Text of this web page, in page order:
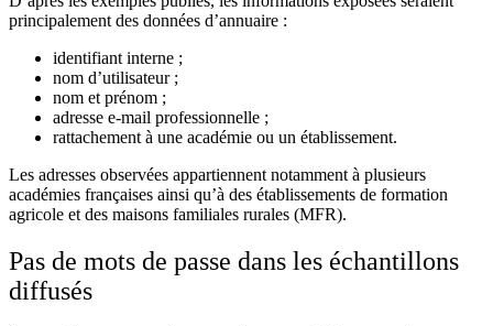
principalement des données d’annuaire :
identifiant interne ;
nom d’utilisateur ;
nom et prénom ;
adresse e-mail professionnelle ;
rattachement à une académie ou un établissement.
Les adresses observées appartiennent notamment à plusieurs
académies françaises ainsi qu’à des établissements de formation
agricole et des maisons familiales rurales (MFR).
Pas de mots de passe dans les échantillons
diffusés